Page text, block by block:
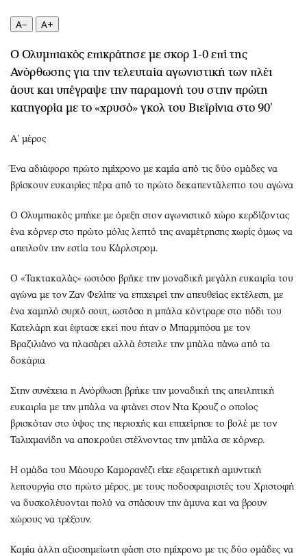
Ελλάδα
Παράξενα
Πολιτισμός
Σινεμά
Μουσική
Εικαστικά
Βιβλίο
Media
Εκπομπές
Wine routes
Προσφορές
Προσωπικότητες στην ''Κ''
A− A+
Ο Ολυμπιακός επικράτησε με σκορ 1-0 επί της
Ανόρθωσης για την τελευταία αγωνιστική των πλέι
άουτ και υπέγραψε την παραμονή του στην πρώτη
κατηγορία με το «χρυσό» γκολ του Βιεϊρίνια στο 90’
Α’ μέρος
Ένα αδιάφορο πρώτο ημίχρονο με καμία από τις δύο ομάδες να
βρίσκουν ευκαιρίες πέρα από το πρώτο δεκαπεντάλεπτο του αγώνα
Ο Ολυμπιακός μπήκε με όρεξη στον αγωνιστικό χώρο κερδίζοντας
ένα κόρνερ στο πρώτο μόλις λεπτό της αναμέτρησης χωρίς όμως να
απειλούν την εστία του Κάρλστρομ.
Ο «Τακτακαλάς» ωστόσο βρήκε την μοναδική μεγάλη ευκαιρία του
αγώνα με τον Ζαν Φελίπε να επιχειρεί την απευθείας εκτέλεση, με
ένα χαμηλό συρτό σουτ, ωστόσο η μπάλα κόντραρε στο πόδι του
Κατελάρη και έφτασε εκεί που ήταν ο Μπαρμπόσα με τον
Βραζιλιάνο να πλασάρει αλλά έστειλε την μπάλα πάνω από τα
δοκάρια
Στην συνέχεια η Ανόρθωση βρήκε την μοναδική της απειλητική
ευκαιρία με την μπάλα να φτάνει στον Ντα Κρουζ ο οποίος
βρισκόταν στο ύψος της περιοχής και επιχείρησε το βολέ με τον
Ταλιχμανίδη να αποκρούει στέλνοντας την μπάλα σε κόρνερ.
Η ομάδα του Μάουρο Καμορανέζι είχε εξαιρετική αμυντική
λειτουργία στο πρώτο μέρος, με τους ποδοσφαιριστές του Χριστοφή
να δυσκολέυονται πολύ να σπάσουν την άμυνα και να βρουν
χώρους να τρέξουν.
Καμία άλλη αξιοσημείωτη φάση στο ημίχρονο με τις δύο ομάδες να